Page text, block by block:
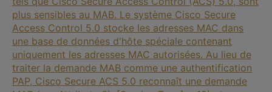
plus sensibles au MAB. Le système Cisco Secure
Access Control 5.0 stocke les adresses MAC dans
une base de données d'hôte spéciale contenant
uniquement les adresses MAC autorisées. Au lieu de
traiter la demande MAB comme une authentification
PAP, Cisco Secure ACS 5.0 reconnaît une demande